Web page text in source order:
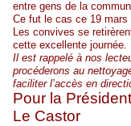
entre gens de la
Ce fut le cas ce 19 mars
Les convives se
cette excellente journée.
Il est rappelé à nos
procéderons au
faciliter l’accès en
Pour la
Le Castor